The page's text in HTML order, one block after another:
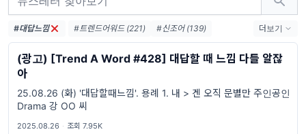
#대답느낌 #트렌드어워드 (221)
#신조어 (139)
#trendaword (117)
#유행어 (57)
#휴재 (29)
#트렌드어워드뉴스레터 (27)
#2026밈 (26)
#밈 (24)
#MZ세대 (23)
#밈추천 (22)
#하루휴재 (18)
더보기
(광고) [Trend A Word #428] 대답할 때 느낌 다들 알잖
아
25.08.26 (화) '대답할때느낌'. 용례 1. 내 > 겐 오직 문별만 주인공인
Drama 강 OO 씨
2025.08.26 · 조회 7.95K